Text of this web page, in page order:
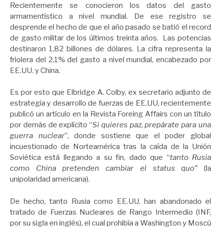
Recientemente se conocieron los datos del gasto
armamentístico a nivel mundial. De ese registro se
desprende el hecho de que el año pasado se batió el record
de gasto militar de los últimos treinta años. Las potencias
destinaron 1,82 billones de dólares. La cifra representa la
friolera del 2,1% del gasto a nivel mundial, encabezado por
EE.UU. y China.
Es por esto que Elbridge A. Colby, ex secretario adjunto de
estrategia y desarrollo de fuerzas de EE.UU, recientemente
publicó un artículo en la Revista Foreing Affairs con un título
por demás de explícito “Si quieres paz, prepárate para una
guerra nuclear”, donde sostiene que el poder global
incuestionado de Norteamérica tras la caída de la Unión
Soviética está llegando a su fin, dado que “tanto Rusia
como China pretenden cambiar el status quo”(la
unipolaridad americana).
De hecho, tanto Rusia como EE.UU. han abandonado el
tratado de Fuerzas Nucleares de Rango Intermedio (INF,
por su sigla en inglés), el cual prohibía a Washington y Moscú